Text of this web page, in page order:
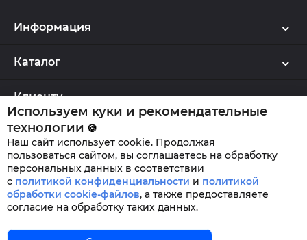
Информация
Каталог
Клиенту
QWERTYGIFTS © 2026
Используем куки и рекомендательные
технологии 🍪
Наш сайт использует cookie. Продолжая
пользоваться сайтом, вы соглашаетесь на обработку
персональных данных в соответствии
с политикой конфиденциальности и политикой
обработки cookie-файлов, а также предоставляете
согласие на обработку таких данных.